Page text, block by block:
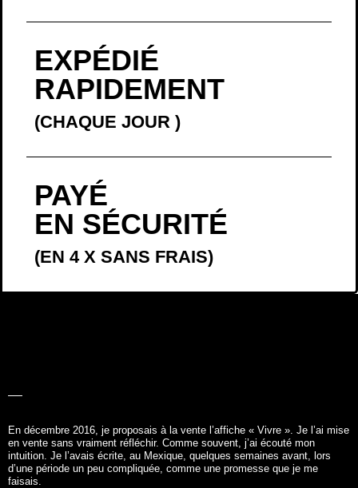
EXPÉDIÉ
RAPIDEMENT
(CHAQUE JOUR )
PAYÉ
EN SÉCURITÉ
(EN 4 X SANS FRAIS)
En décembre 2016, je proposais à la vente l’affiche « Vivre ». Je l’ai mise
en vente sans vraiment réfléchir. Comme souvent, j’ai écouté mon
intuition. Je l’avais écrite, au Mexique, quelques semaines avant, lors
d’une période un peu compliquée, comme une promesse que je me
faisais.